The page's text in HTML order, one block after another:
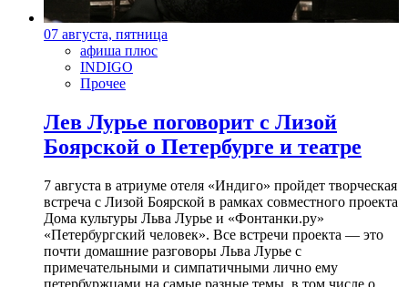
07 августа, пятница
афиша плюс
INDIGO
Прочее
Лев Лурье поговорит с Лизой
Боярской о Петербурге и театре
7 августа в атриуме отеля «Индиго» пройдет творческая
встреча с Лизой Боярской в рамках совместного проекта
Дома культуры Льва Лурье и «Фонтанки.ру»
«Петербургский человек». Все встречи проекта — это
почти домашние разговоры Льва Лурье с
примечательными и симпатичными лично ему
петербуржцами на самые разные темы, в том числе о